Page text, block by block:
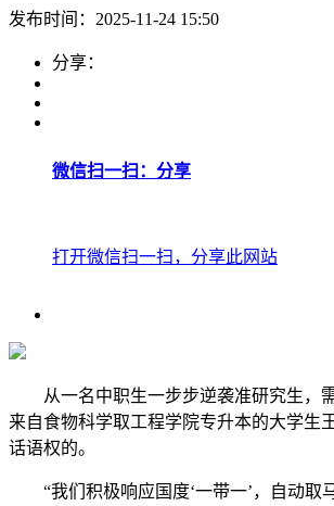
发布时间：2025-11-24 15:50
分享：
微信扫一扫：分享
打开微信扫一扫，分享此网站
从一名中职生一步步逆袭准研究生，需
来自食物科学取工程学院专升本的大学生
话语权的。
“我们积极响应国度‘一带一’，自动取